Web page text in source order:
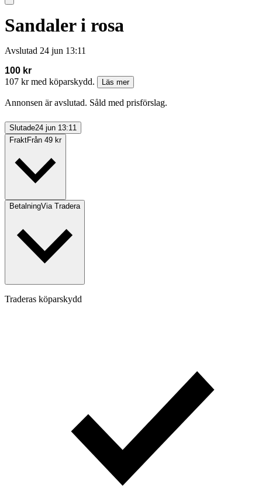
Sandaler i rosa
Avslutad 24 jun 13:11
100 kr
107 kr med köparskydd.
Läs mer
Annonsen är avslutad. Såld med prisförslag.
Slutade24 jun 13:11
FraktFrån 49 kr
BetalningVia Tradera
Traderas köparskydd